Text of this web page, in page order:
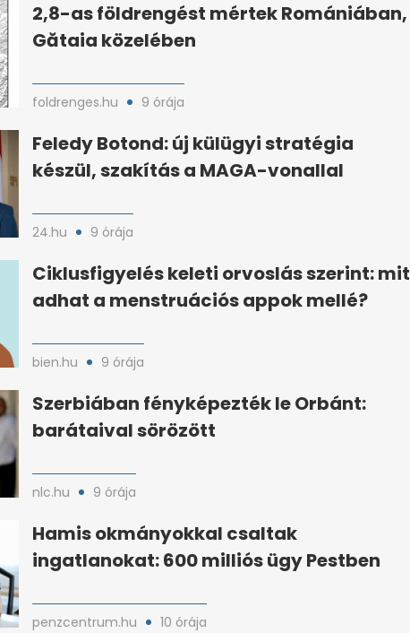
2,8-as földrengést mértek Romániában,
Gătaia közelében
foldrenges.hu 9 órája
Feledy Botond: új külügyi stratégia
készül, szakítás a MAGA-vonallal
24.hu 9 órája
Ciklusfigyelés keleti orvoslás szerint: mit
adhat a menstruációs appok mellé?
bien.hu 9 órája
Szerbiában fényképezték le Orbánt:
barátaival sörözött
nlc.hu 9 órája
Hamis okmányokkal csaltak
ingatlanokat: 600 milliós ügy Pestben
penzcentrum.hu 10 órája